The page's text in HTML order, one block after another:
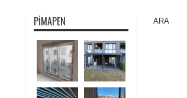
PIMAPEN
ARA